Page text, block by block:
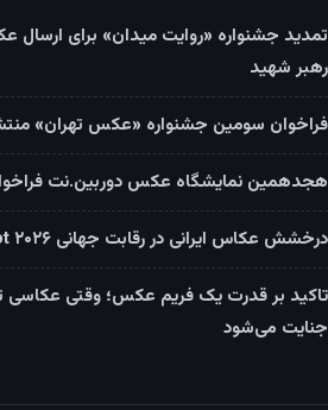
تمدید جشنواره «روایت میدان» برای ارسال
رهبر شهید
فراخوان سومین جشنواره «عکس تهران»
هجدهمین نمایشگاه عکس دوربین.نت
درخشش عکاس ایرانی در رقابت جهانی Golden Shot ۲۰۲۶
تاکید بر قدرت یک فریم عکس؛ وقتی عکاسی
جنایت می‌شود